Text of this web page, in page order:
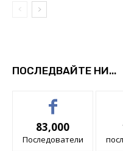
ПОСЛЕДВАЙТЕ НИ...
83,000
Последователи